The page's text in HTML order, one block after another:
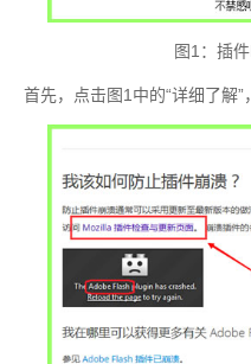
图1：插
首先，点击图1中的“详细了解”